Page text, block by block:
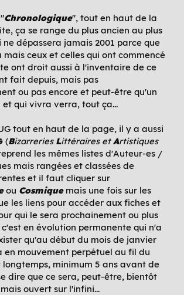
Chronologique", tout en haut de la
ça se range du plus ancien au plus
ne dépassera jamais 2001 parce que
mais ceux et celles qui ont commencé
ont droit aussi à l'inventaire de ce
fait depuis, mais pas
ou pas encore et peut-être qu'un
qui vivra verra, tout ça...
tout en haut de la page, il y a aussi
(Bizarreries Littéraires etArtistiques
les mêmes listes d'Auteur-es /
mais rangées et classées de
et il faut cliquer sur
ou Cosmiquemais une fois sur les
les liens pour accéder aux fiches et
qui le sera prochainement ou plus
en évolution permanente qui n'a
qu'au début du mois de janvier
en mouvement perpétuel au fil du
minimum 5 ans avant de
dire que ce sera, peut-être, bientôt
ouvert sur l'infini...